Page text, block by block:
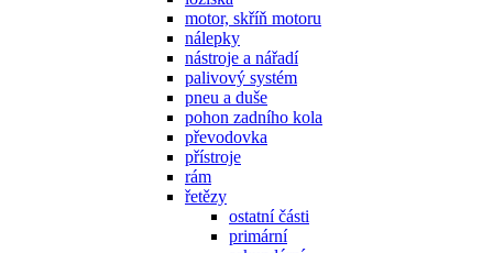
motor, skříň motoru
nálepky
nástroje a nářadí
palivový systém
pneu a duše
pohon zadního kola
převodovka
přístroje
rám
řetězy
ostatní části
primární